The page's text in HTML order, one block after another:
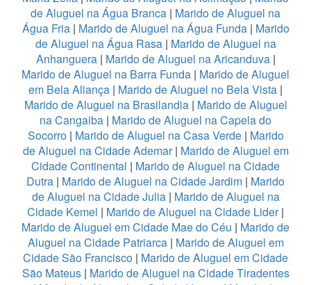
de Aluguel na Água Branca | Marido de Aluguel na
Água Fria| Marido de Aluguel na Água Funda| Marido
de Aluguel na Água Rasa | Marido de Aluguel na
Anhanguera| Marido de Aluguel na Aricanduva|
Marido de Aluguel na Barra Funda | Marido de Aluguel
em Bela Aliança | Marido de Aluguel no Bela Vista |
Marido de Aluguel na Brasilandia| Marido de Aluguel
na Cangaiba | Marido de Aluguel na Capela do
Socorro | Marido de Aluguel na Casa Verde| Marido
de Aluguel na Cidade Ademar| Marido de Aluguel em
Cidade Continental | Marido de Aluguel na Cidade
Dutra | Marido de Aluguel na Cidade Jardim | Marido
de Aluguel na Cidade Julia | Marido de Aluguel na
Cidade Kemel | Marido de Aluguel na Cidade Lider|
Marido de Aluguel em Cidade Mae do Céu | Marido de
Aluguel na Cidade Patriarca| Marido de Aluguel em
Cidade São Francisco | Marido de Aluguel em Cidade
São Mateus| Marido de Aluguel na Cidade Tiradentes